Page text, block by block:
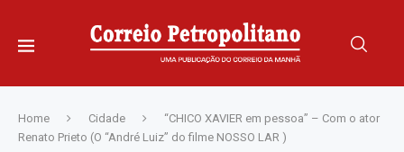
Home Cidade
“CHICO XAVIER em pessoa” – Com o ator
Renato Prieto (O “André Luiz” do filme NOSSO LAR )